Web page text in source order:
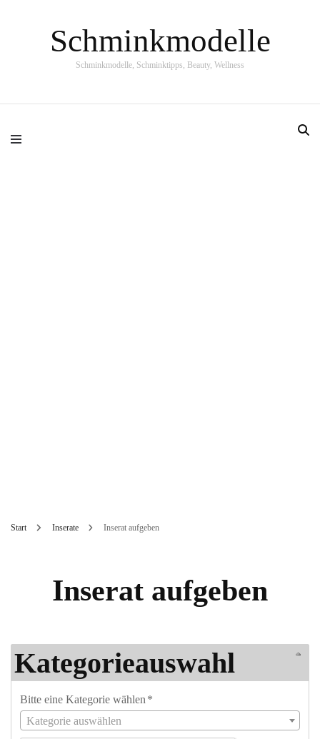
Schminkmodelle
Schminkmodelle, Schminktipps, Beauty, Wellness
Start Inserate Inserat aufgeben
Inserat aufgeben
Kategorieauswahl
Bitte eine Kategorie wählen *
Kategorie auswählen